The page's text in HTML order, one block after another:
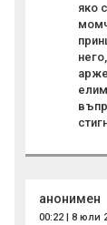
яко
анонимен
00:22 | 8 юли